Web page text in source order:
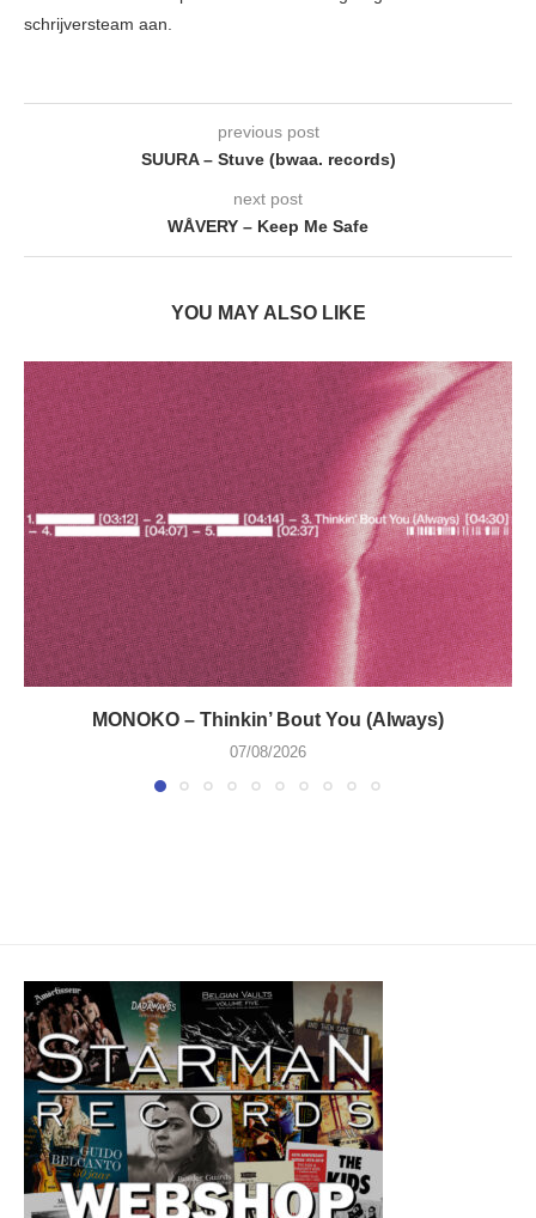
schrijversteam aan.
previous post
SUURA – Stuve (bwaa. records)
next post
WÅVERY – Keep Me Safe
YOU MAY ALSO LIKE
MONOKO – Thinkin’ Bout You (Always)
07/08/2026